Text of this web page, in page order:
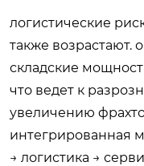
логистические
также возрастают.
складские
что ведет к
увеличению
интегрированная
→ логистика →